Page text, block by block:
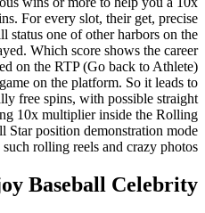
spins. For every slot, their get,
you will status one of other
displayed. Which score shows
based on the RTP (Go back to
online game on the platform. So it
five totally free spins, with possible
10x multiplier inside the
Star position
have such rolling reels and crazy
Enjoy Baseball